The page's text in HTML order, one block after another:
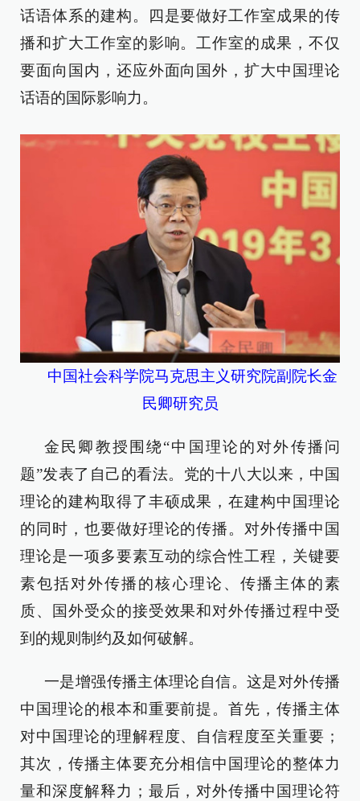
话语体系的建构。四是要做好工作室成果的传
播和扩大工作室的影响。工作室的成果，不仅
要面向国内，还应外面向国外，扩大中国理论
话语的国际影响力。
中国社会科学院马克思主义研究院副院长金
民卿研究员
金民卿教授围绕“中国理论的对外传播问
题”发表了自己的看法。党的十八大以来，中国
理论的建构取得了丰硕成果，在建构中国理论
的同时，也要做好理论的传播。对外传播中国
理论是一项多要素互动的综合性工程，关键要
素包括对外传播的核心理论、传播主体的素
质、国外受众的接受效果和对外传播过程中受
到的规则制约及如何破解。
一是增强传播主体理论自信。这是对外传播
中国理论的根本和重要前提。首先，传播主体
对中国理论的理解程度、自信程度至关重要；
其次，传播主体要充分相信中国理论的整体力
量和深度解释力；最后，对外传播中国理论符